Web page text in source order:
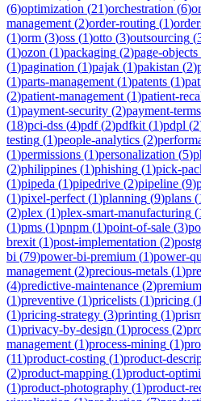
(6)optimization (21)orchestration (6)
management (2)order-routing (1)
(1)orm (3)oss (1)otto (3)outsourcing (
(1)ozon (1)packaging (2)page-objects
(1)pagination (1)pajak (1)pakistan (2)
(1)parts-management (1)patents (1)
(2)patient-management (1)patient-
(1)payment-security (2)payment-terms
(18)pci-dss (4)pdf(2)pdfkit (1)pdpl (2
testing (1)people-analytics (2)
(1)permissions (1)personalization (5)
(2)philippines (1)phishing (1)pick-
(1)pipeda (1)pipedrive (2)pipeline (9)
(1)pixel-perfect (1)planning (9)plans (
(2)plex (1)plex-smart-manufacturing (
(1)pms (1)pnpm (1)point-of-sale (3)
brexit (1)post-implementation (2)
bi (79)power-bi-premium (1)power-
management (2)precious-metals (1)
(4)predictive-maintenance (2)premium
(1)preventive (1)pricelists (1)pricing (
(1)pricing-strategy (3)printing (1)
(1)privacy-by-design (1)process (2)
management (1)process-mining (1)
(11)product-costing (1)product-
(2)product-mapping (1)product-
(1)product-photography (1)product-